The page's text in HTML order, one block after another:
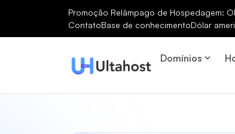
Promoção Relâmpago de Hospedagem:
ContatoBase de conhecimentoDólar
Domínios